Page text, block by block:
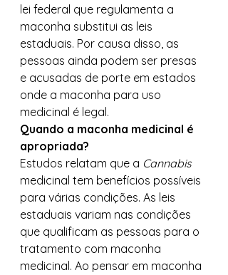
lei federal que regulamenta a
maconha substitui as leis
estaduais. Por causa disso, as
pessoas ainda podem ser presas
e acusadas de porte em estados
onde a maconha para uso
medicinal é legal.
Quando a maconha medicinal é
apropriada?
Estudos relatam que a Cannabis
medicinal tem benefícios possíveis
para várias condições. As leis
estaduais variam nas condições
que qualificam as pessoas para o
tratamento com maconha
medicinal. Ao pensar em maconha